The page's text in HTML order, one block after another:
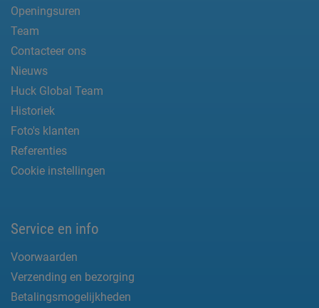
Openingsuren
Team
Contacteer ons
Nieuws
Huck Global Team
Historiek
Foto's klanten
Referenties
Cookie instellingen
Service en info
Voorwaarden
Verzending en bezorging
Betalingsmogelijkheden